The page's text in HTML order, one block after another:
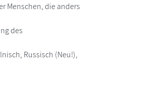
Menschen, die anders
des
Russisch (Neu!),